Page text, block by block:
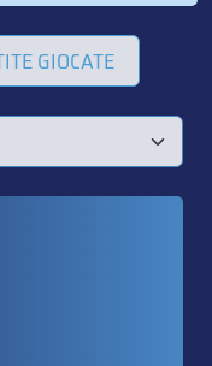
GIOCATE